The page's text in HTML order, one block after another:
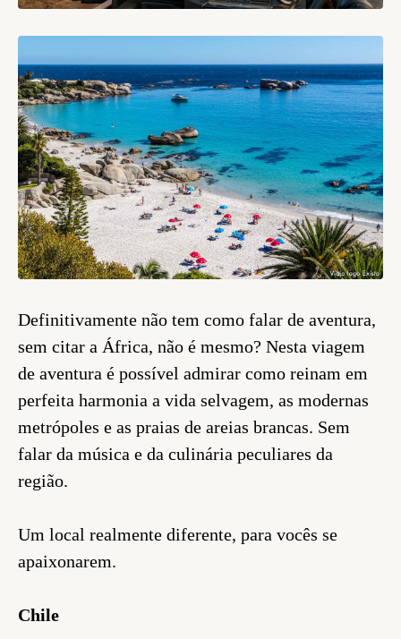
Definitivamente não tem como falar de aventura,
sem citar a África, não é mesmo? Nesta viagem
de aventura é possível admirar como reinam em
perfeita harmonia a vida selvagem, as modernas
metrópoles e as praias de areias brancas. Sem
falar da música e da culinária peculiares da
região.
Um local realmente diferente, para vocês se
apaixonarem.
Chile